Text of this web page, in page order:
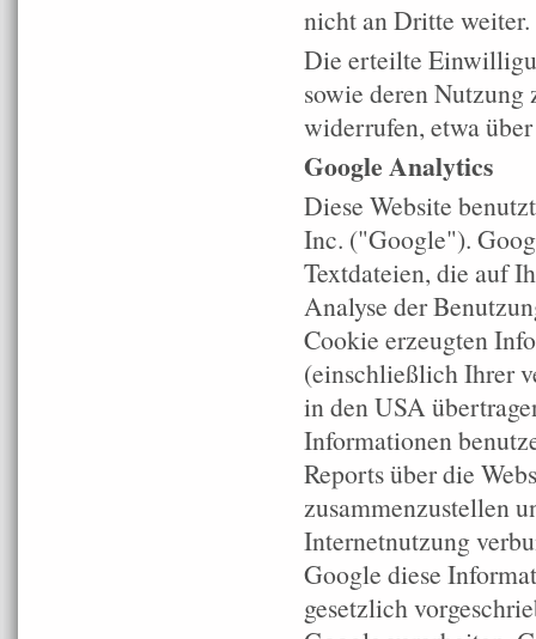
nicht an Dritte weiter.
Die erteilte
sowie deren Nutzung
widerrufen, etwa
Google Analytics
Diese Website
Inc. ("Google").
Textdateien, die auf
Analyse der
Cookie erzeugten
(einschließlich Ihrer
in den USA
Informationen
Reports über die
zusammenzustellen
Internetnutzung
Google diese
gesetzlich